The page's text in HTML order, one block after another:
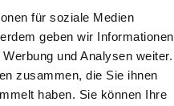
für soziale Medien
geben wir Informationen
und Analysen weiter.
zusammen, die Sie ihnen
haben. Sie können Ihre